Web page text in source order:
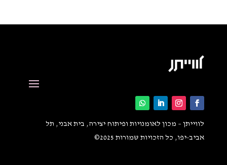
לווייתן – מכון לאומנויות ופיתוח יצירה, בית אבני, תל
אביב-יפו, כל הזכויות שמורות 2025©